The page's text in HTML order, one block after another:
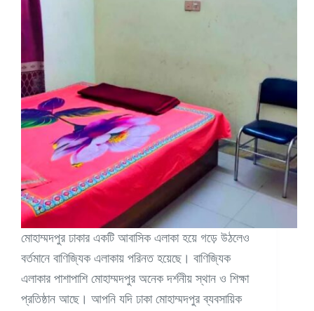
মোহাম্মদপুর ঢাকার একটি আবাসিক এলাকা হয়ে গড়ে উঠলেও
বর্তমানে বাণিজ্যিক এলাকায় পরিনত হয়েছে। বাণিজ্যিক
এলাকার পাশাপাশি মোহাম্মদপুর অনেক দর্শনীয় স্থান ও শিক্ষা
প্রতিষ্ঠান আছে। আপনি যদি ঢাকা মোহাম্মদপুর ব্যবসায়িক